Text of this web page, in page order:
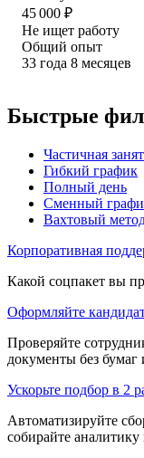
45 000 ₽
Не ищет работу
Общий опыт
33 года 8 месяцев
Быстрые
Частичная
Гибкий график
Полный день
Сменный
Вахтовый
Корпоративная
Какой соцпакет вы
Оформляйте
Проверяйте
документы без
Ускорьте подбор в 2
Автоматизируйте
собирайте аналитику